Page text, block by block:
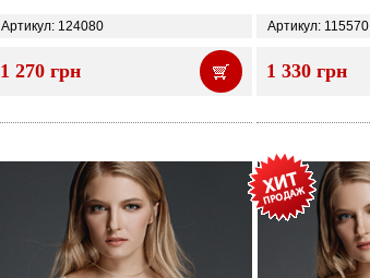
Артикул: 124080
1 270 грн
Артикул: 115570
1 330 грн